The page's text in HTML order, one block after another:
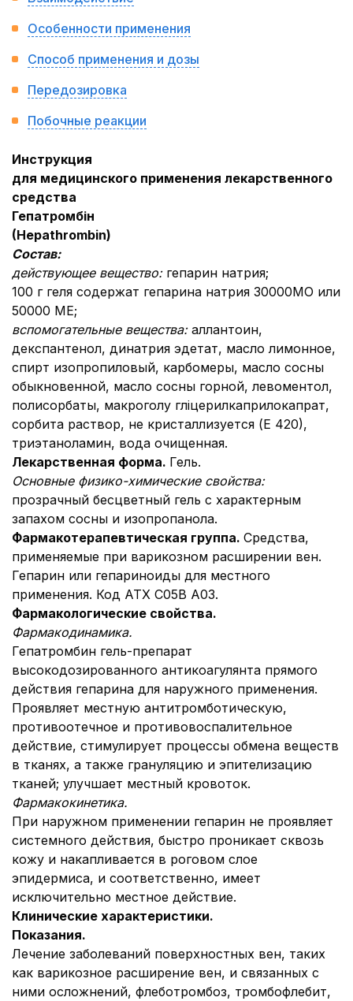
Особенности применения
Способ применения и дозы
Передозировка
Побочные реакции
Инструкция
для медицинского применения лекарственного
средства
Гепатромбін
(Hepathrombin)
Состав:
действующее вещество: гепарин натрия;
100 г геля содержат гепарина натрия 30000МО или
50000 МЕ;
вспомогательные вещества: аллантоин,
декспантенол, динатрия эдетат, масло лимонное,
спирт изопропиловый, карбомеры, масло сосны
обыкновенной, масло сосны горной, левоментол,
полисорбаты, макроголу гліцерилкаприлокапрат,
сорбита раствор, не кристаллизуется (Е 420),
триэтаноламин, вода очищенная.
Лекарственная форма. Гель.
Основные физико-химические свойства:
прозрачный бесцветный гель с характерным
запахом сосны и изопропанола.
Фармакотерапевтическая группа. Средства,
применяемые при варикозном расширении вен.
Гепарин или гепариноиды для местного
применения. Код АТХ C05B A03.
Фармакологические свойства.
Фармакодинамика.
Гепатромбин гель-препарат
высокодозированного антикоагулянта прямого
действия гепарина для наружного применения.
Проявляет местную антитромботическую,
противоотечное и противовоспалительное
действие, стимулирует процессы обмена веществ
в тканях, а также грануляцию и эпителизацию
тканей; улучшает местный кровоток.
Фармакокинетика.
При наружном применении гепарин не проявляет
системного действия, быстро проникает сквозь
кожу и накапливается в роговом слое
эпидермиса, и соответственно, имеет
исключительно местное действие.
Клинические характеристики.
Показания.
Лечение заболеваний поверхностных вен, таких
как варикозное расширение вен, и связанных с
ними осложнений, флеботромбоз, тромбофлебит,